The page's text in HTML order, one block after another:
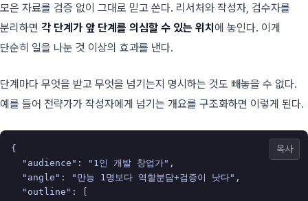
모은 자료를 검증 없이 그대로 믿고 쓴다. 리서처와 작성자, 검수자를
분리하면 각 단계가 앞 단계를 의심할 수 있는 위치 에 놓인다. 이게
단순히 일을 나눈 것 이상의 효과를 낸다.
단계마다 무엇을 받고 무엇을 넘기는지 명시하는 것도 빼놓을 수 없다.
예를 들어 전략가가 작성자에게 넘기는 개요를 구조화하면 이렇게 된다.
{
"audience" : "1인 개발 창업가" ,
"angle" : "만능 1명보다 역할분담+검증이 낫다" ,
"outline" :
복사